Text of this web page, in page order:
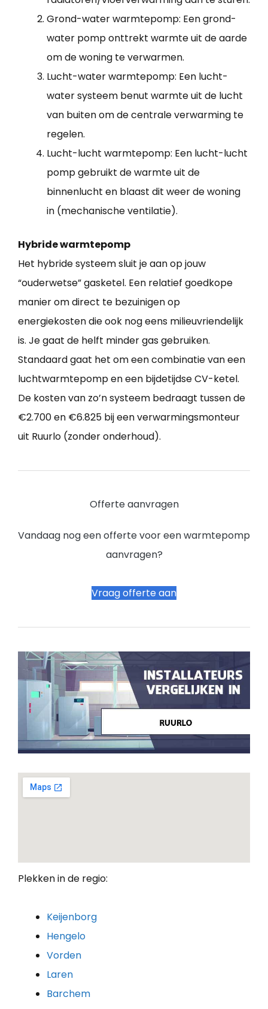
Grond-water warmtepomp: Een grond-
water pomp onttrekt warmte uit de aarde
om de woning te verwarmen.
Lucht-water warmtepomp: Een lucht-
water systeem benut warmte uit de lucht
van buiten om de centrale verwarming te
regelen.
Lucht-lucht warmtepomp: Een lucht-lucht
pomp gebruikt de warmte uit de
binnenlucht en blaast dit weer de woning
in (mechanische ventilatie).
Hybride warmtepomp
Het hybride systeem sluit je aan op jouw
“ouderwetse” gasketel. Een relatief goedkope
manier om direct te bezuinigen op
energiekosten die ook nog eens milieuvriendelijk
is. Je gaat de helft minder gas gebruiken.
Standaard gaat het om een combinatie van een
luchtwarmtepomp en een bijdetijdse CV-ketel.
De kosten van zo’n systeem bedraagt tussen de
€2.700 en €6.825 bij een verwarmingsmonteur
uit Ruurlo (zonder onderhoud).
Offerte aanvragen
Vandaag nog een offerte voor een warmtepomp
aanvragen?
Vraag offerte aan
Plekken in de regio:
Keijenborg
Hengelo
Vorden
Laren
Barchem